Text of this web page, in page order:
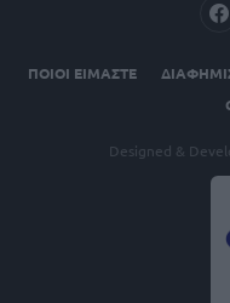
ΠΟΙΟΙ ΕΙΜΑΣΤΕ
Designed &